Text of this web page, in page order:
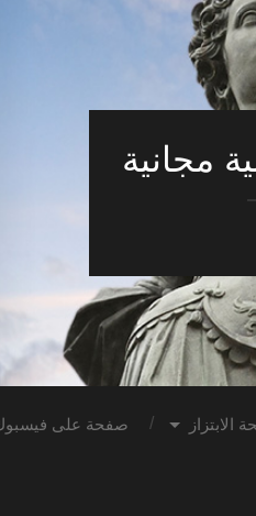
مجانية
الابتزاز صفحة على